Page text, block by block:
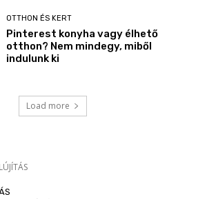
OTTHON ÉS KERT
Pinterest konyha vagy élhető
otthon? Nem mindegy, miből
indulunk ki
Load more